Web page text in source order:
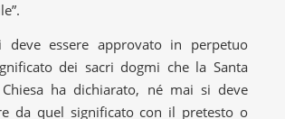
deve essere approvato in perpetuo
dei sacri dogmi che la Santa
ha dichiarato, né mai si deve
da quel significato con il pretesto o